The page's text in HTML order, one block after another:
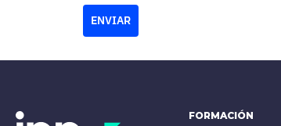
ENVIAR
FORMACIÓN